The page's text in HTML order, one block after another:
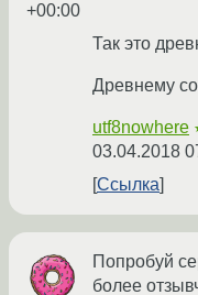
+00:00
Так это
Древнему
utf8nowhere
03.04.2018
Ссылка
Попробуй
более